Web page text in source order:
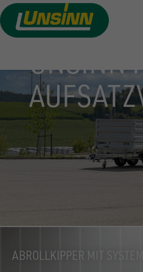
Direkt
zum
InhaltUNSINN
ABROLLKIPPER MIT SYSTEM